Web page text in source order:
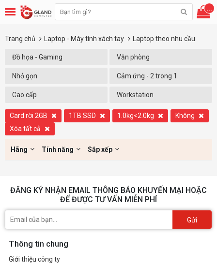
...
Trang chủ Laptop - Máy tính xách tay Laptop theo nhu cầu
Đồ họa - Gaming Văn phòng
Nhỏ gọn Cảm ứng - 2 trong 1
Cao cấp Workstation
Card rời 2GB 1TB SSD 1.0kg<2.0kg
Không
Xóa tất cả
Hãng Tính năng Sắp xếp
ĐĂNG KÝ NHẬN EMAIL THÔNG BÁO KHUYẾN MẠI HOẶC
ĐỂ ĐƯỢC TƯ VẤN MIỄN PHÍ
Gửi
Thông tin chung
Giới thiệu công ty